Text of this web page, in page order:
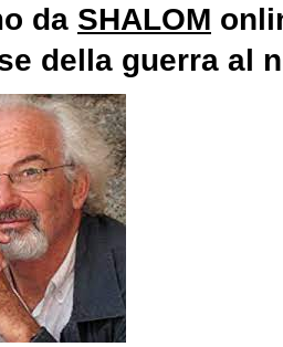
da SHALOM
della guerra al